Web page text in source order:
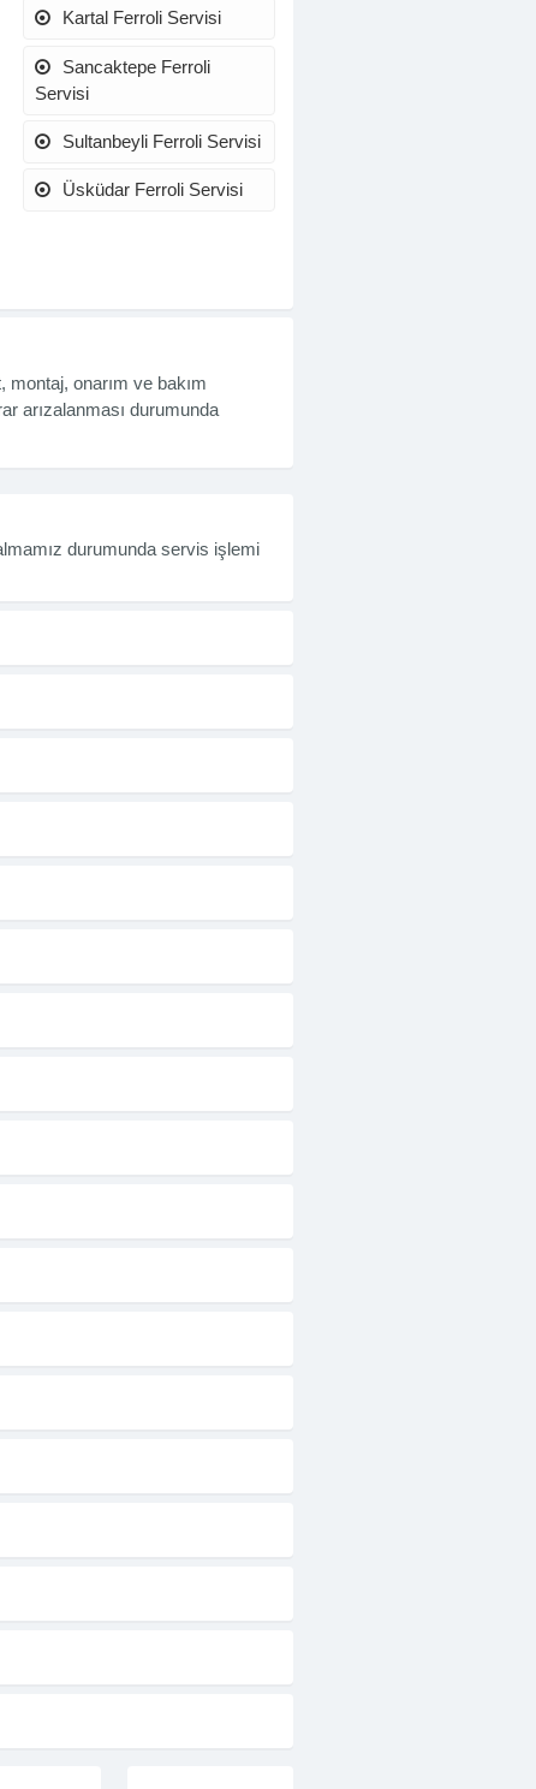
Kartal Ferroli Servisi
Sancaktepe Ferroli
Servisi
Sultanbeyli Ferroli Servisi
Üsküdar Ferroli Servisi
onarım ve bakım
arızalanması durumunda
durumunda servis işlemi